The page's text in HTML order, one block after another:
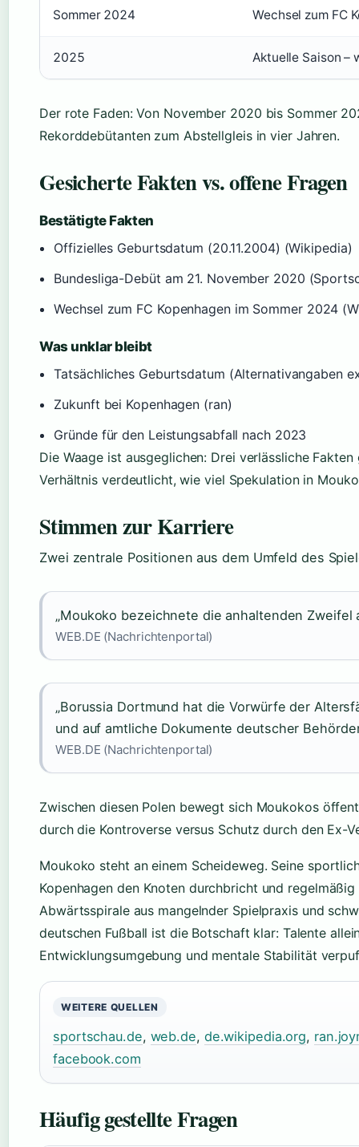
Sommer 2024 Wechsel zum FC
2025 Aktuelle Saison –
Der rote Faden: Von November 2020 bis Sommer
Rekorddebütanten zum Abstellgleis in vier Jahren.
Gesicherte Fakten vs. offene Fragen
Bestätigte Fakten
Offizielles Geburtsdatum (20.11.2004) (Wikipedia)
Bundesliga-Debüt am 21. November 2020
Wechsel zum FC Kopenhagen im Sommer 2024
Was unklar bleibt
Tatsächliches Geburtsdatum (Alternativangaben
Zukunft bei Kopenhagen (ran)
Gründe für den Leistungsabfall nach 2023
Die Waage ist ausgeglichen: Drei verlässliche
Verhältnis verdeutlicht, wie viel Spekulation in
Stimmen zur Karriere
Zwei zentrale Positionen aus dem Umfeld des
„Moukoko bezeichnete die anhaltenden Zweifel
WEB.DE (Nachrichtenportal)
„Borussia Dortmund hat die Vorwürfe der
und auf amtliche Dokumente deutscher
WEB.DE (Nachrichtenportal)
Zwischen diesen Polen bewegt sich Moukokos
durch die Kontroverse versus Schutz durch den Ex-
Moukoko steht an einem Scheideweg. Seine
Kopenhagen den Knoten durchbricht und
Abwärtsspirale aus mangelnder Spielpraxis und
deutschen Fußball ist die Botschaft klar: Talente
Entwicklungsumgebung und mentale Stabilität
WEITERE QUELLEN
sportschau.de, web.de, de.wikipedia.org,
facebook.com
Häufig gestellte Fragen